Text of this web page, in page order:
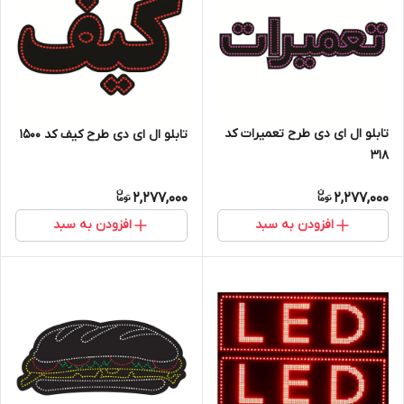
تابلو ال ای دی طرح تعمیرات کد
۳۱۸
2,277,000
افزودن به سبد
تابلو ال ای دی طرح کیف کد ۱۵۰۰
2,277,000
افزودن به سبد